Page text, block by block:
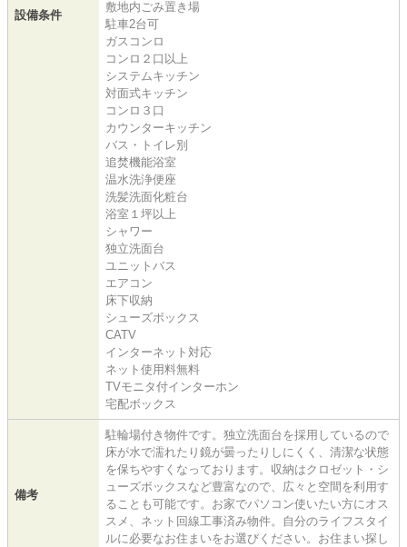
設備条件
敷地内ごみ置き場
駐車2台可
ガスコンロ
コンロ２口以上
システムキッチン
対面式キッチン
コンロ３口
カウンターキッチン
バス・トイレ別
追焚機能浴室
温水洗浄便座
洗髪洗面化粧台
浴室１坪以上
シャワー
独立洗面台
ユニットバス
エアコン
床下収納
シューズボックス
CATV
インターネット対応
ネット使用料無料
TVモニタ付インターホン
宅配ボックス
備考
駐輪場付き物件です。独立洗面台を採用しているので
床が水で濡れたり鏡が曇ったりしにくく、清潔な状態
を保ちやすくなっております。収納はクロゼット・シ
ューズボックスなど豊富なので、広々と空間を利用す
ることも可能です。お家でパソコン使いたい方にオス
スメ、ネット回線工事済み物件。自分のライフスタイ
ルに必要なお住まいをお選びください。お住まい探し